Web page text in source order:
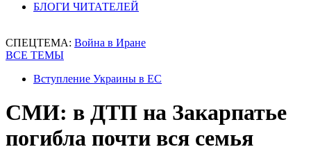
БЛОГИ ЧИТАТЕЛЕЙ
СПЕЦТЕМА: Война в Иране
ВСЕ ТЕМЫ
Вступление Украины в ЕС
СМИ: в ДТП на Закарпатье
погибла почти вся семья